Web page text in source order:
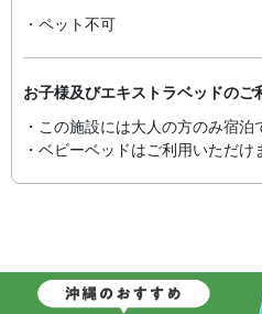
・ペット不可
お子様及びエキストラベッドのご
・この施設には大人の方のみ宿泊
・ベビーベッドはご利用いただけ